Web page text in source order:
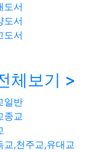
도서
도서
도서
체보기 >
일반
종교
교,천주교,유대교